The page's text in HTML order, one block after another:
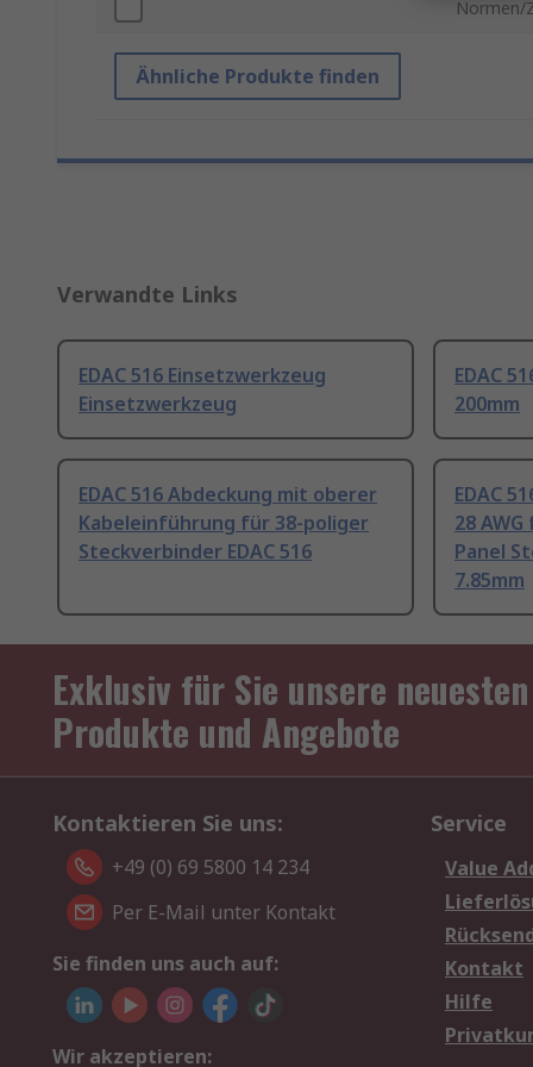
Normen/
Ähnliche Produkte finden
Verwandte Links
EDAC 516 Einsetzwerkzeug
Einsetzwerkzeug
EDAC
200mm
EDAC 516 Abdeckung mit oberer
Kabeleinführung für 38-poliger
Steckverbinder EDAC 516
EDAC
28
Panel
7.85mm
Exklusiv für Sie unsere neuesten
Produkte und Angebote
Kontaktieren Sie uns:
+49 (0) 69 5800 14 234
Per E-Mail unter Kontakt
Sie finden uns auch auf:
Wir akzeptieren:
Service
Value
Kontakt
Hilfe